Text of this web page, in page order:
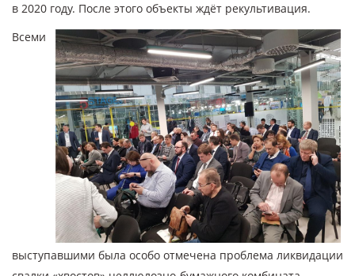
в 2020 году. После этого объекты ждёт рекультивация.
Всеми
выступавшими была особо отмечена проблема ликвидации